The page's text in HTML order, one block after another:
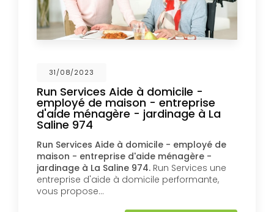
31/08/2023
Run Services Aide à domicile -
employé de maison - entreprise
d'aide ménagère - jardinage à La
Saline 974
Run Services Aide à domicile - employé de
maison - entreprise d'aide ménagère -
jardinage à La Saline 974. Run Services une
entreprise d'aide à domicile performante,
vous propose…